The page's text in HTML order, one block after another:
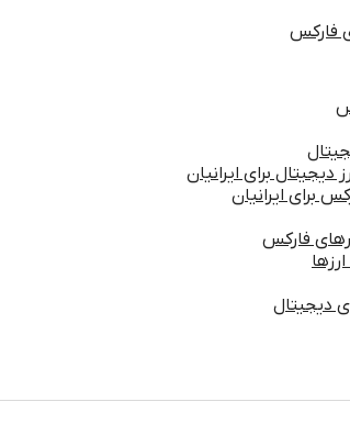
فارکس
برای ایرانیان
برای ایرانیان
فارکس
دیجیتال